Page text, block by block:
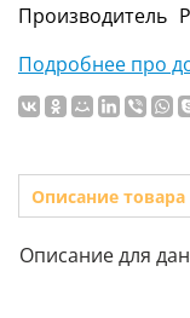
Производитель
Подробнее про
Описание товара
Описание для